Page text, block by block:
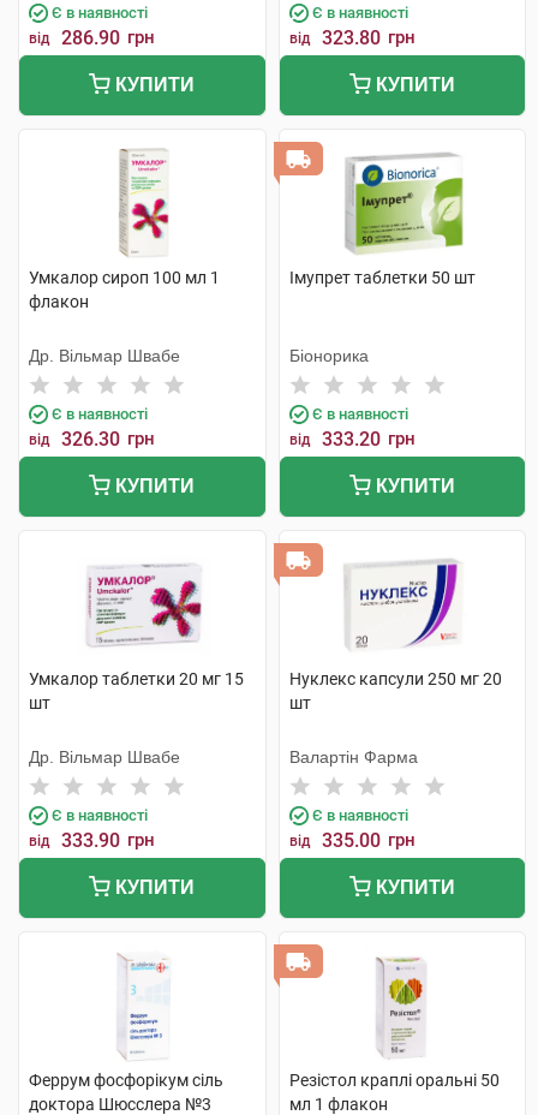
Є в наявності
від 286.90 грн
КУПИТИ
Є в наявності
від 323.80 грн
КУПИТИ
Умкалор сироп 100 мл 1
флакон
Др. Вільмар Швабе
Є в наявності
від 326.30 грн
КУПИТИ
Імупрет таблетки 50 шт
Біонорика
Є в наявності
від 333.20 грн
КУПИТИ
Умкалор таблетки 20 мг 15
шт
Др. Вільмар Швабе
Є в наявності
від 333.90 грн
КУПИТИ
Нуклекс капсули 250 мг 20
шт
Валартін Фарма
Є в наявності
від 335.00 грн
КУПИТИ
Феррум фосфорiкум сіль
доктора Шюсслера №3
Резістол краплі оральні 50
мл 1 флакон